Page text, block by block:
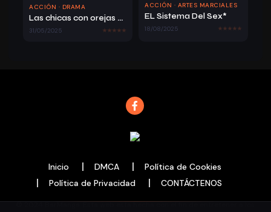
ACCIÓN · DRAMA
Las chicas con orejas de bestia quieren monopolizarme
31/05/2025
ACCIÓN · ARTES MARCIALES
EL Sistema Del Sex*
18/08/2025
Inicio DMCA
Política de Cookies
Política de Privacidad
CONTÁCTENOS
© 2024 BarManga. Esta web esta hecha con el fin de entretener a los